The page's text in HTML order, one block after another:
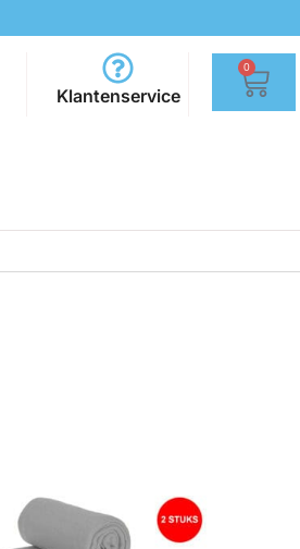
Klantenservice
0